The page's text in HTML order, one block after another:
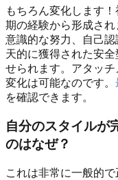
もちろん変化します
期の経験から形成され
意識的な努力、自己
天的に獲得された安全
せられます。アタッ
変化は可能なのです。
を確認できます。
自分のスタイルが
のはなぜ？
これは非常に一般的